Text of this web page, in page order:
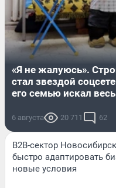
«Я не жалуюсь».
стал звездой
его семью искал
6 августа 20 711 62
B2B-сектор
быстро адаптировать
новые условия